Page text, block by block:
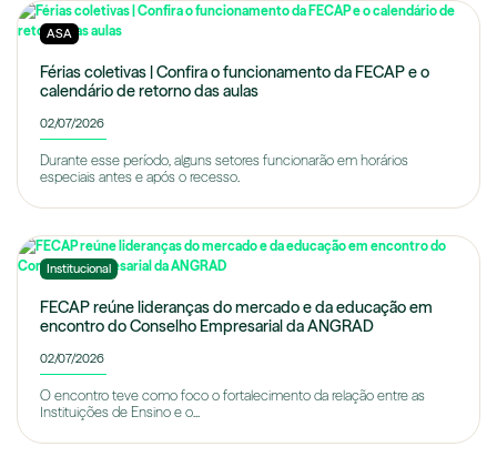
ASA
Férias coletivas | Confira o funcionamento da FECAP e o
calendário de retorno das aulas
02/07/2026
Durante esse período, alguns setores funcionarão em horários
especiais antes e após o recesso.
Institucional
FECAP reúne lideranças do mercado e da educação em
encontro do Conselho Empresarial da ANGRAD
02/07/2026
O encontro teve como foco o fortalecimento da relação entre as
Instituições de Ensino e o...